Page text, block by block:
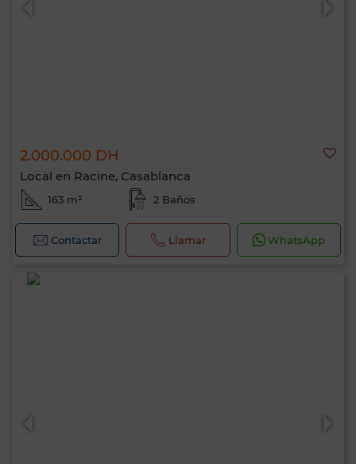
2.000.000 DH
Local en Racine, Casablanca
163 m² 2 Baños
Contactar Llamar WhatsApp